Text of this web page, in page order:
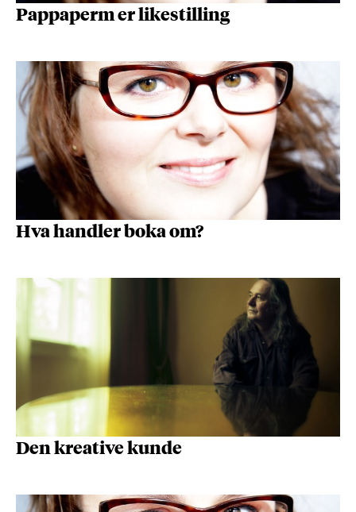
Pappaperm er likestilling
Hva handler boka om?
Den kreative kunde